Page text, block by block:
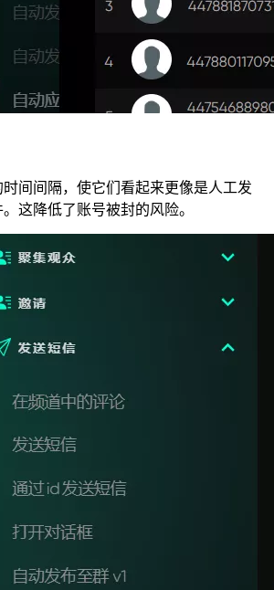
间间隔，使它们看起来更像是人工发
这降低了账号被封的风险。